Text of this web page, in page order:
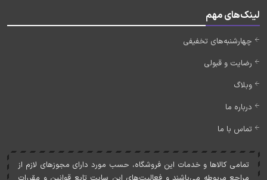
لینک‌های مهم
چهارشنبه‌های تخفیفی
رضایت و قبولی
وبلاگ
درباره ما
تماس با ما
تمامی کالاها و خدمات اين فروشگاه، حسب مورد دارای مجوزهای لازم از